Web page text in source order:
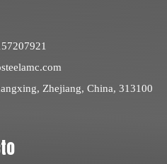
Zhejiang, China, 313100